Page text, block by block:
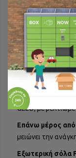
Το παπούτσι ASICS
σχεδιασμό,
άνεση κάτω από το
σας.
Τεχνολογία
προστασία και
Τεχνολογία
GEL®, με
Επάνω μέρος από
μειώνει την
Εξωτερική σόλα